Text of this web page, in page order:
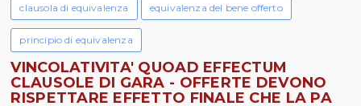
clausola di equivalenza equivalenza del bene offerto
principio di equivalenza
VINCOLATIVITA' QUOAD EFFECTUM
CLAUSOLE DI GARA - OFFERTE DEVONO
RISPETTARE EFFETTO FINALE CHE LA PA